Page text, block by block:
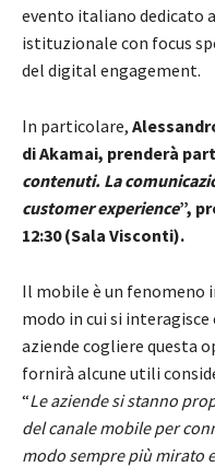
evento italiano dedicato
istituzionale con focus
del digital engagement.
In particolare,
di Akamai, prenderà
contenuti. La
customer experience”,
12:30 (Sala Visconti).
Il mobile è un fenomeno
modo in cui si
aziende cogliere questa
fornirà alcune utili
“Le aziende si stanno
del canale mobile per
modo sempre più mirato